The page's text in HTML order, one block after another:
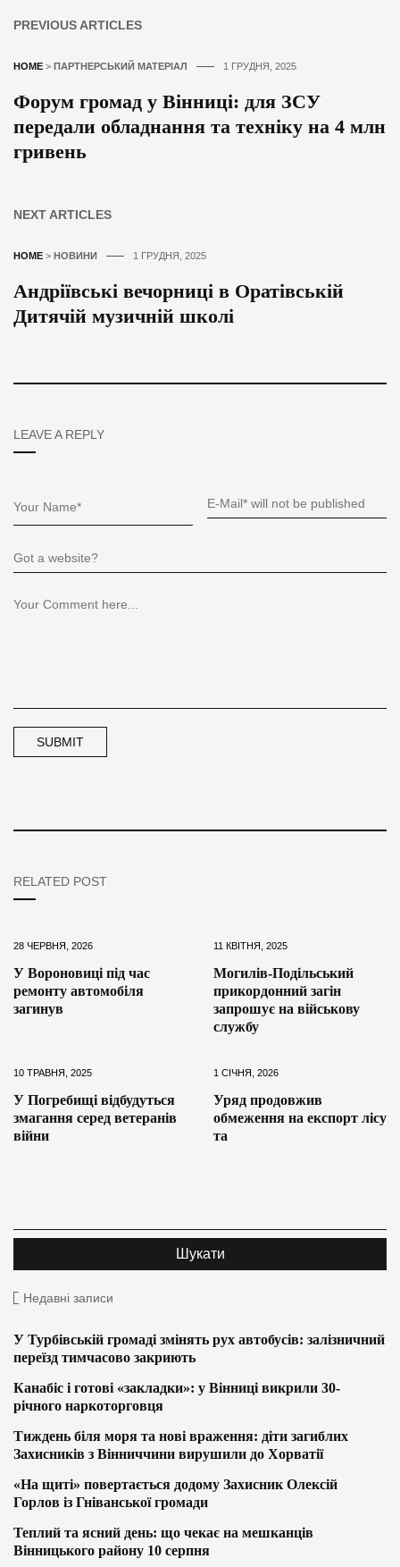
PREVIOUS ARTICLES
HOME > ПАРТНЕРСЬКИЙ МАТЕРІАЛ 1 ГРУДНЯ, 2025
Форум громад у Вінниці: для ЗСУ
передали обладнання та техніку на 4 млн
гривень
NEXT ARTICLES
HOME > НОВИНИ 1 ГРУДНЯ, 2025
Андріївські вечорниці в Оратівській
Дитячій музичній школі
LEAVE A REPLY
RELATED POST
28 ЧЕРВНЯ, 2026
У Вороновиці під час
ремонту автомобіля
загинув
11 КВІТНЯ, 2025
Могилів-Подільський
прикордонний загін
запрошує на військову
службу
10 ТРАВНЯ, 2025
У Погребищі відбудуться
змагання серед ветеранів
війни
1 СІЧНЯ, 2026
Уряд продовжив
обмеження на експорт лісу
та
Недавні записи
У Турбівській громаді змінять рух автобусів: залізничний
переїзд тимчасово закриють
Канабіс і готові «закладки»: у Вінниці викрили 30-
річного наркоторговця
Тиждень біля моря та нові враження: діти загиблих
Захисників з Вінниччини вирушили до Хорватії
«На щиті» повертається додому Захисник Олексій
Горлов із Гніванської громади
Теплий та ясний день: що чекає на мешканців
Вінницького району 10 серпня